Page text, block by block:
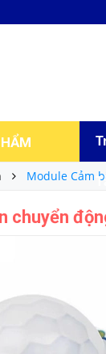
Module Cảm
chuyển
chuyển động HC-